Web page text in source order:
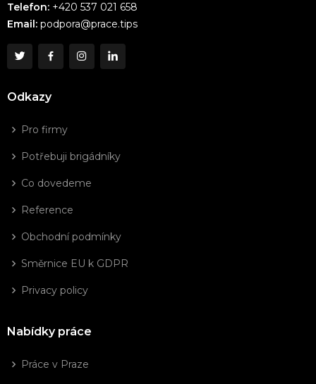
Telefon: +420 537 021 658
Email: podpora@prace.tips
Odkazy
Pro firmy
Potřebuji brigádníky
Co dovedeme
Reference
Obchodní podmínky
Směrnice EU k GDPR
Privacy policy
Nabídky práce
Práce v Praze